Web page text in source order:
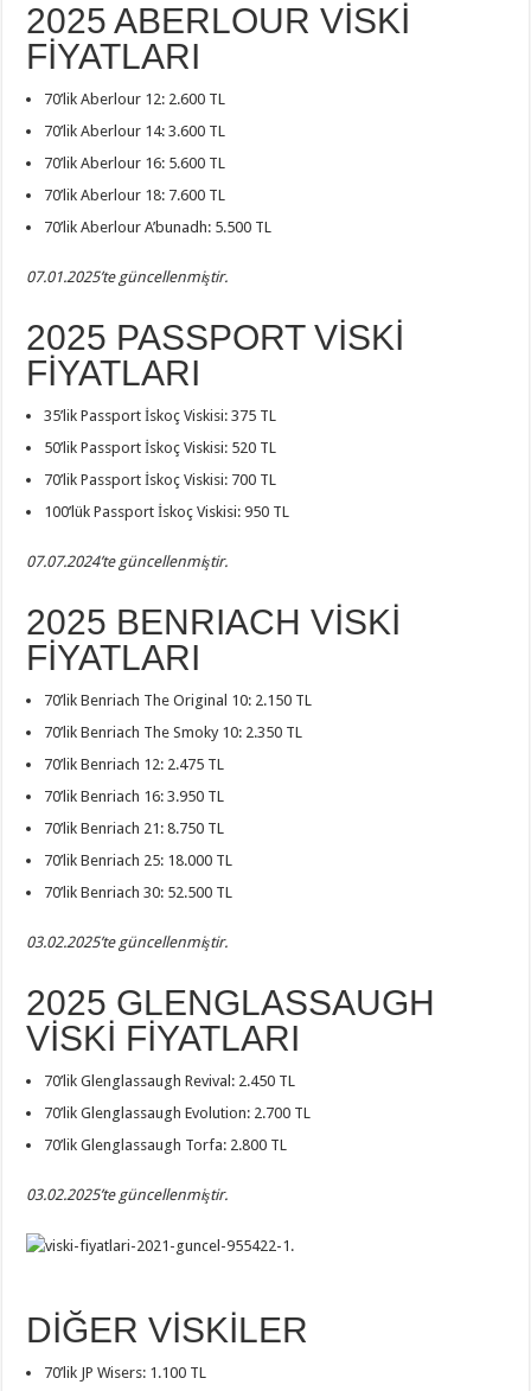
2025 ABERLOUR VİSKİ
FİYATLARI
70’lik Aberlour 12: 2.600 TL
70’lik Aberlour 14: 3.600 TL
70’lik Aberlour 16: 5.600 TL
70’lik Aberlour 18: 7.600 TL
70’lik Aberlour A’bunadh: 5.500 TL
07.01.2025’te güncellenmiştir.
2025 PASSPORT VİSKİ
FİYATLARI
35’lik Passport İskoç Viskisi: 375 TL
50’lik Passport İskoç Viskisi: 520 TL
70’lik Passport İskoç Viskisi: 700 TL
100’lük Passport İskoç Viskisi: 950 TL
07.07.2024’te güncellenmiştir.
2025 BENRIACH VİSKİ
FİYATLARI
70’lik Benriach The Original 10: 2.150 TL
70’lik Benriach The Smoky 10: 2.350 TL
70’lik Benriach 12: 2.475 TL
70’lik Benriach 16: 3.950 TL
70’lik Benriach 21: 8.750 TL
70’lik Benriach 25: 18.000 TL
70’lik Benriach 30: 52.500 TL
03.02.2025’te güncellenmiştir.
2025 GLENGLASSAUGH
VİSKİ FİYATLARI
70’lik Glenglassaugh Revival: 2.450 TL
70’lik Glenglassaugh Evolution: 2.700 TL
70’lik Glenglassaugh Torfa: 2.800 TL
03.02.2025’te güncellenmiştir.
DİĞER VİSKİLER
70’lik JP Wisers: 1.100 TL